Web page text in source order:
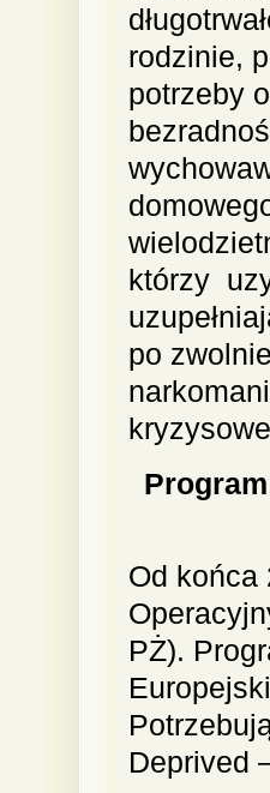
rodzinie,
potrzeby
którzy
po
Od końca
PŻ).
Deprived